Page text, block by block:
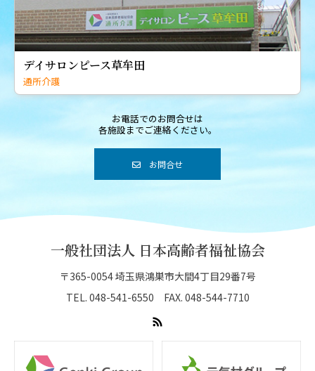
お電話でのお問合せは
各施設までご連絡ください。
お問合せ
デイサロンピース草牟田
通所介護
一般社団法人 日本高齢者福祉協会
〒365-0054 埼玉県鴻巣市大間4丁目29番7号
TEL. 048-541-6550 FAX. 048-544-7710